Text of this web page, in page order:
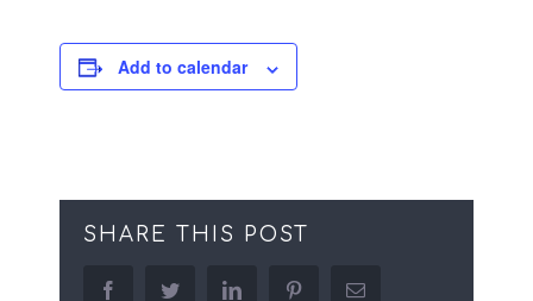
Add to calendar
SHARE THIS POST
facebooktwitter linkedin pinterestEmail